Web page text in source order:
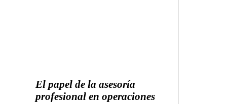
El papel de la asesoría
profesional en operaciones